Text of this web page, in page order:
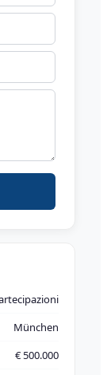
München
€ 500.000